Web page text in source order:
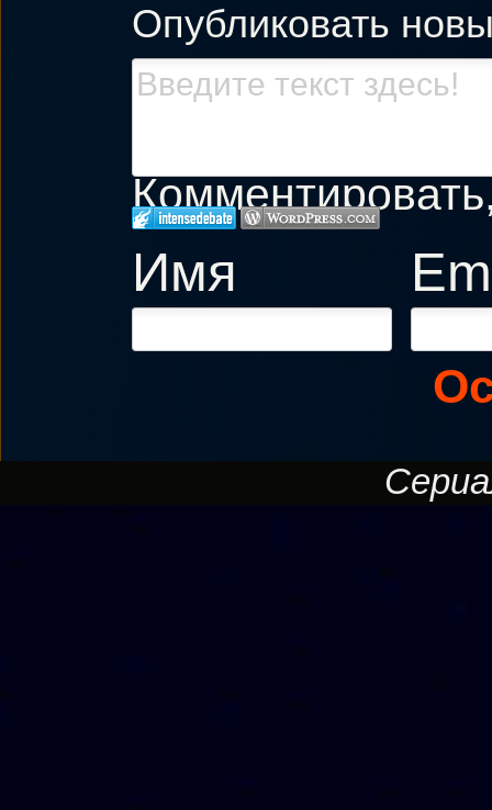
Опубликовать
Имя